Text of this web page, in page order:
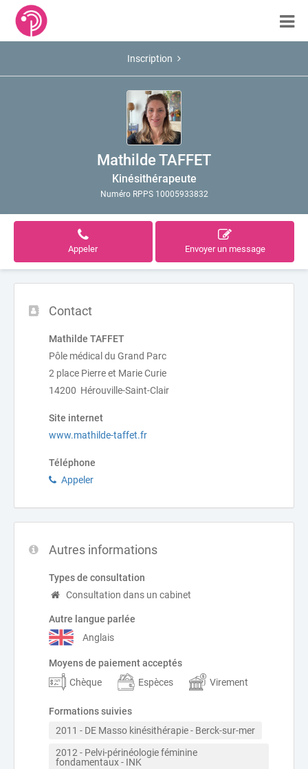
Inscription
Mathilde TAFFET
Kinésithérapeute
Numéro RPPS 10005933832
Appeler Envoyer un message
Contact
Mathilde TAFFET
Pôle médical du Grand Parc
2 place Pierre et Marie Curie
14200 Hérouville-Saint-Clair
Site internet
www.mathilde-taffet.fr
Téléphone
Appeler
Autres informations
Types de consultation
Consultation dans un cabinet
Autre langue parlée
Anglais
Moyens de paiement acceptés
Chèque
Espèces Virement
Formations suivies
2011 - DE Masso kinésithérapie - Berck-sur-mer
2012 - Pelvi-périnéologie féminine
fondamentaux - INK